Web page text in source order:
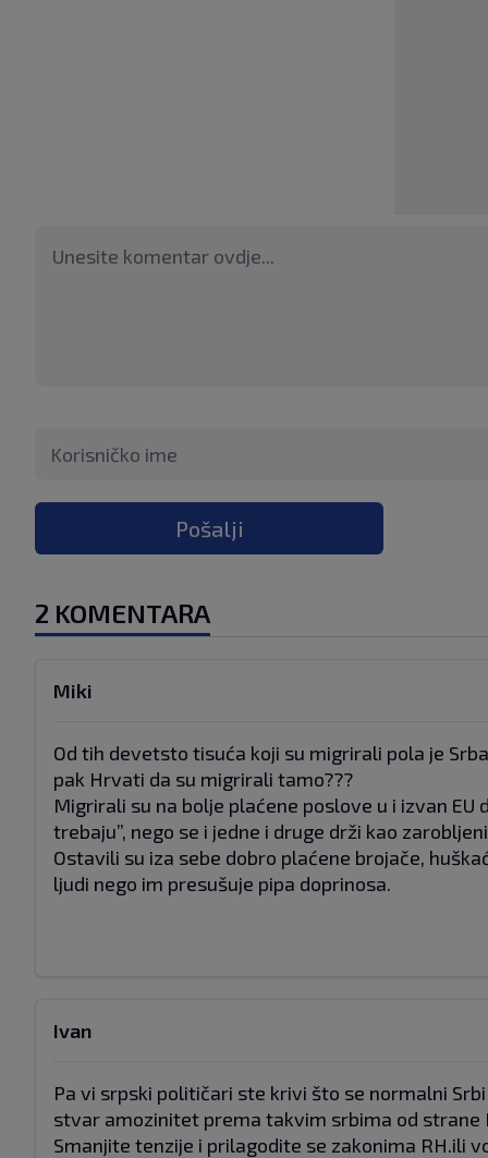
Pošalji
2 KOMENTARA
Miki
Od tih devetsto tisuća koji su migrirali pola je
pak Hrvati da su migrirali tamo???
Migrirali su na bolje plaćene poslove u i izvan
trebaju”, nego se i jedne i druge drži kao
Ostavili su iza sebe dobro plaćene brojače,
ljudi nego im presušuje pipa doprinosa.
Ivan
Pa vi srpski političari ste krivi što se normalni
stvar amozinitet prema takvim srbima od strane
Smanjite tenzije i prilagodite se zakonima RH.ili